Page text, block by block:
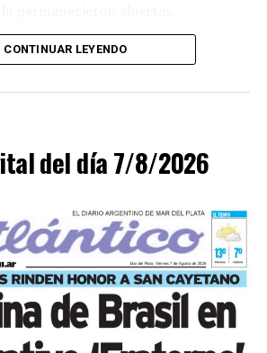
salió del santuario de Moreno al
Grandes, jóvenes y niños y fieles se
con banderas, espigas y distintas
gremios y organizaciones sociales
la situación de trabajadores y
CONTINUAR LEYENDO
del día 7/8/2026